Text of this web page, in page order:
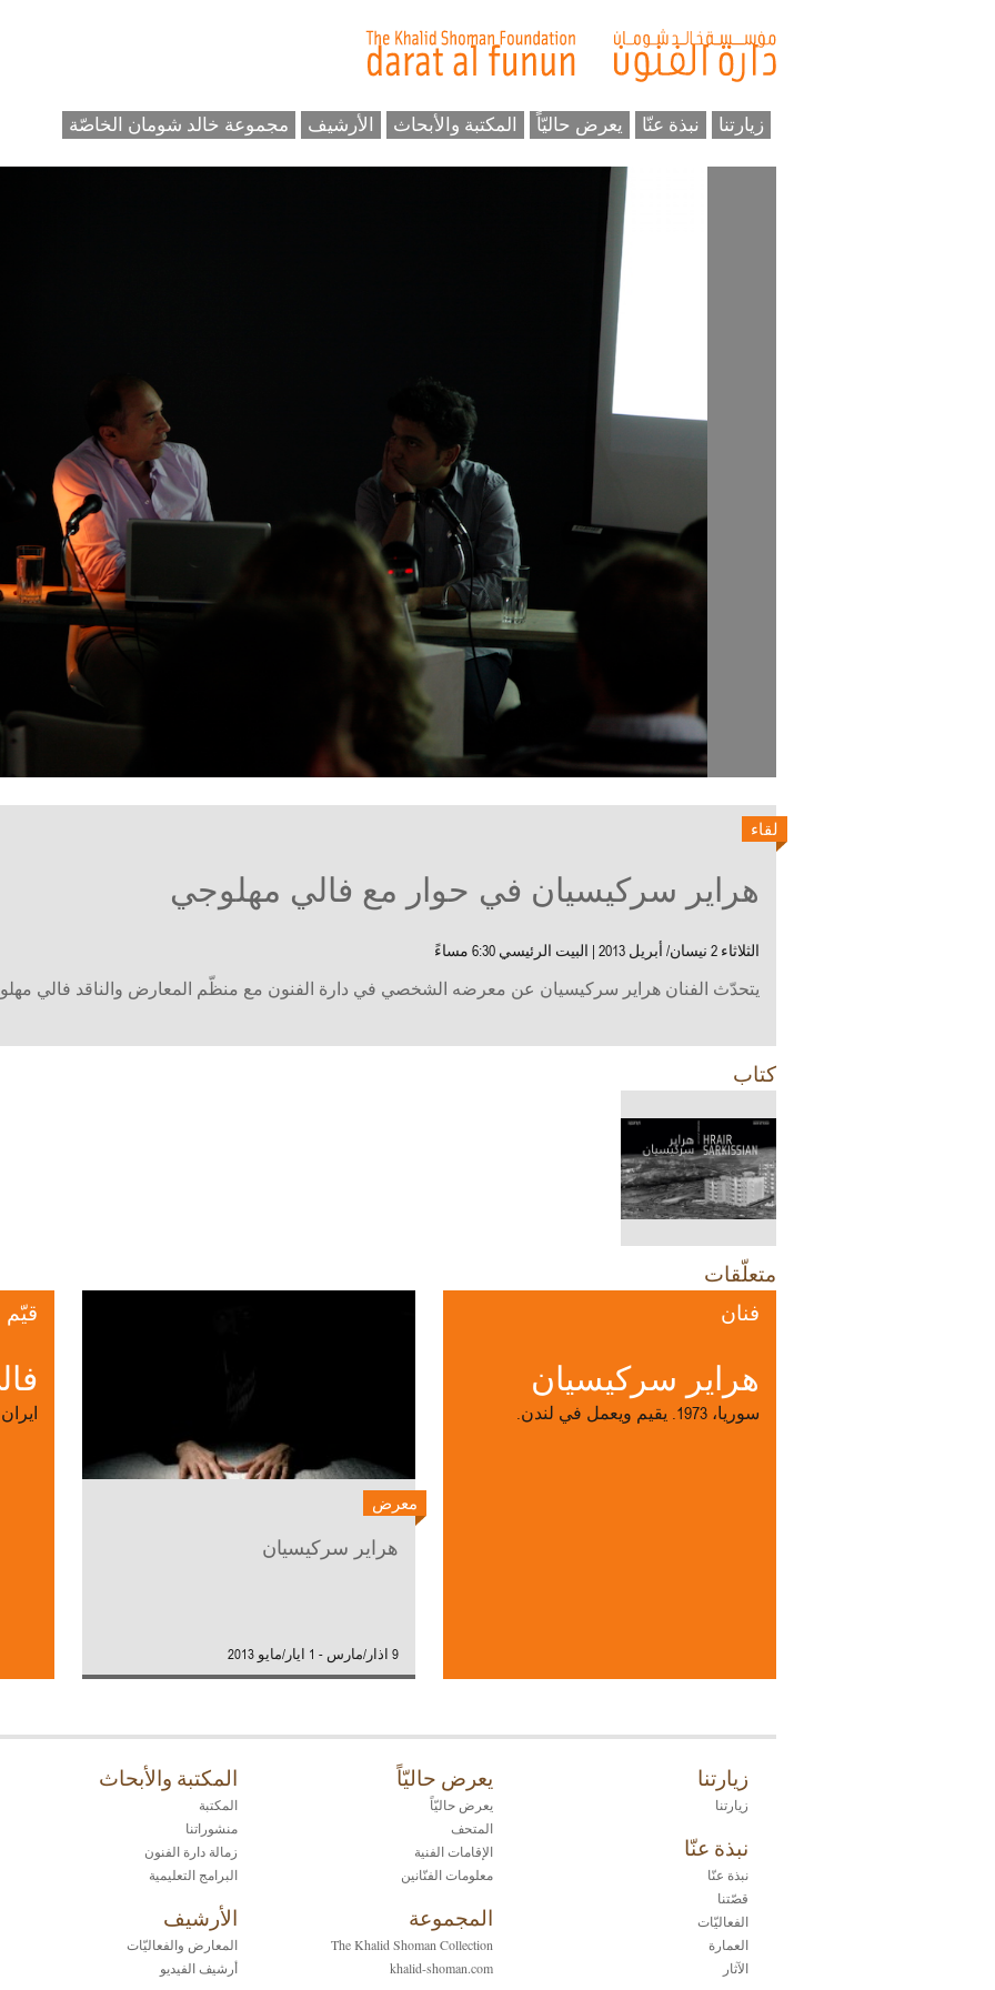
زيارتنا نبذة عنّا يعرض حاليّاً المكتبة والأبحاث الأرشيف مجموعة خالد شومان الخاصّة
لقاء
هراير سركيسيان في حوار مع فالي مهلوجي
الثلاثاء 2 نيسان/ أبريل 2013 | البيت الرئيسي
يتحدّث الفنان هراير سركيسيان عن معرضه الشخصي في دارة الفنون مع منظّم المعارض والناقد فالي
كتاب
متعلّقات
فنان
هراير سركيسيان
سوريا، 1973. يقيم ويعمل في لندن.
معرض
هراير سركيسيان
9 اذار/مارس - 1 ايار/مايو 2013
قيّم
ايران 1964. يعمل ويقيم في
زيارتنا
زيارتنا
نبذة عنّا
نبذة عنّا
قصّتنا
الفعاليّات
العمارة
الآثار
يعرض حاليّاً
يعرض حاليّاً
المتحف
الإقامات الفنية
معلومات الفنّانين
المجموعة
The Khalid Shoman Collection
khalid-shoman.com
المكتبة والأبحاث
المكتبة
منشوراتنا
زمالة دارة الفنون
البرامج التعليمية
الأرشيف
المعارض والفعاليّات
أرشيف الفيديو